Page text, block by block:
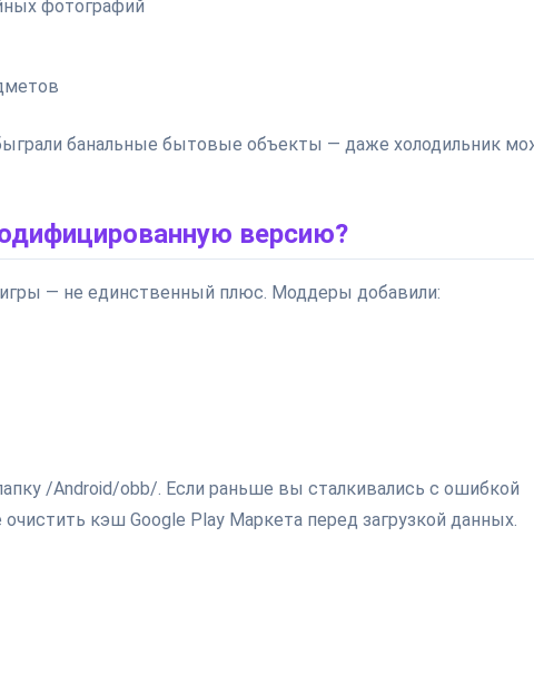
фотографий
банальные бытовые объекты — даже холодильник
версию?
— не единственный плюс. Моддеры добавили:
/Android/obb/. Если раньше вы сталкивались с ошибкой
кэш Google Play Маркета перед загрузкой данных.